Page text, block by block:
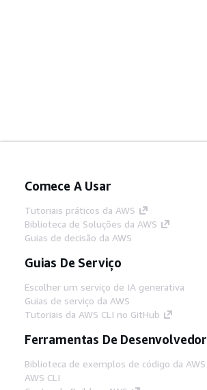
Comece A Usar
Tutoriais práticos da AWS
Biblioteca de Soluções da AWS
Guias de decisão da AWS
Guias De Serviço
Escolher um serviço de IA generativa
Guias de serviço da AWS
Tutoriais da AWS CLI no GitHub
Ferramentas De Desenvolvedor
Biblioteca de exemplos de código da AWS
AWS CLI